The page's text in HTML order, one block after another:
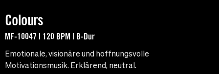
Colours
MF-10047 | 120 BPM | B-Dur
Emotionale, visionäre und hoffnungsvolle
Motivationsmusik. Erklärend, neutral.